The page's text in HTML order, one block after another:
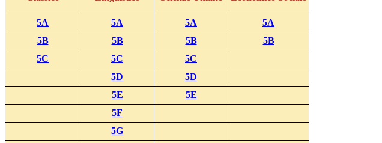
5A 5A 5A
5A
5B
5B 5B
5B
5C
5C
5C
5D
5D
5E
5E
5F
5G